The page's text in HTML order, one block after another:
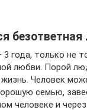
года, только не
любви. Порой
Человек
семью,
человеке и